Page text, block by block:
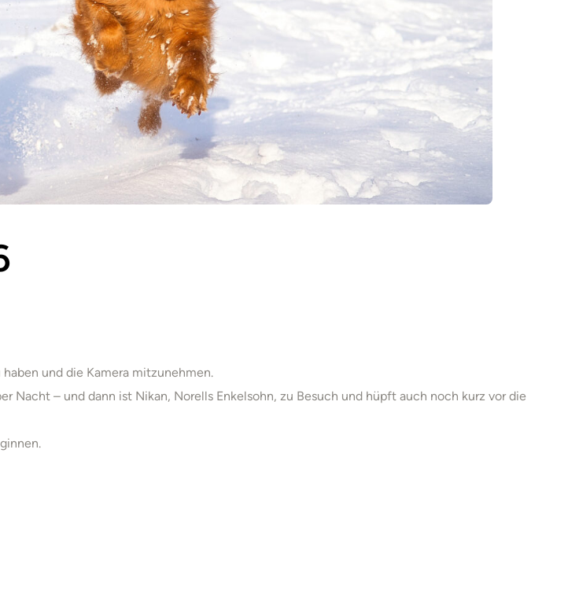
und die Kamera mitzunehmen.
Nacht – und dann ist Nikan, Norells Enkelsohn, zu Besuch und hüpft auch noch kurz vor die